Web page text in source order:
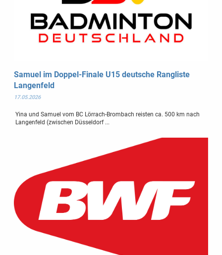
Samuel im Doppel-Finale U15 deutsche Rangliste
Langenfeld
17.05.2026
Yina und Samuel vom BC Lörrach-Brombach reisten ca. 500 km nach
Langenfeld (zwischen Düsseldorf ...